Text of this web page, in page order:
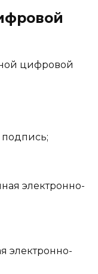
цифровой
электронно-
электронно-